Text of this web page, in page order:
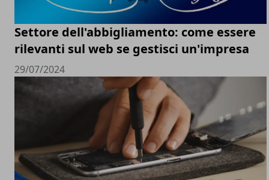
Settore dell'abbigliamento: come essere
rilevanti sul web se gestisci un'impresa
29/07/2024